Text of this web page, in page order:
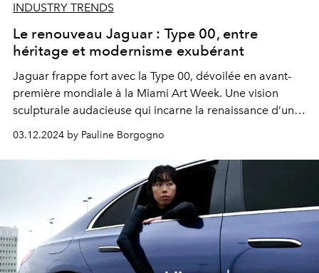
INDUSTRY TRENDS
Le renouveau Jaguar : Type 00, entre
héritage et modernisme exubérant
Jaguar frappe fort avec la Type 00, dévoilée en avant-
première mondiale à la Miami Art Week. Une vision
sculpturale audacieuse qui incarne la renaissance d’une
marque légendaire.
03.12.2024 by Pauline Borgogno